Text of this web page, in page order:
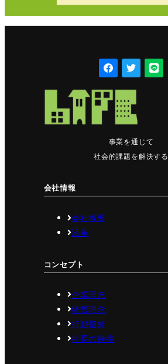
事業を通じて
社会的課題を解決する
会社情報
会社概要
沿革
コンセプト
企業理念
経営理念
行動指針
社長の挨拶